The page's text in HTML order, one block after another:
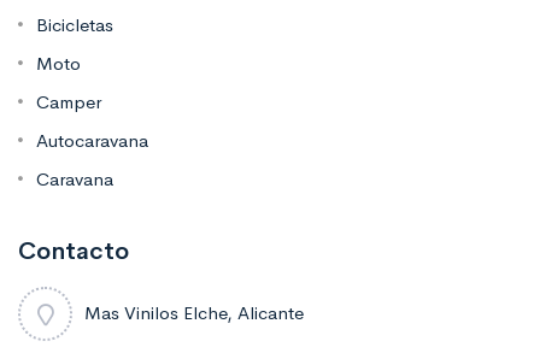
Bicicletas
Moto
Camper
Autocaravana
Caravana
Contacto
Mas Vinilos Elche, Alicante